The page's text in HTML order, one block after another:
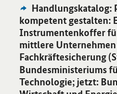
Externes
Angebot:
Handlungskatalog:
kompetent gestalten:
Instrumentenkoffer
mittlere
Fachkräftesicherung
Bundesministeriums
Technologie; jetzt: